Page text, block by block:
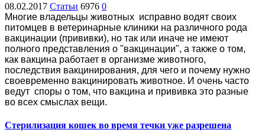
08.02.2017 Статьи 6976 0
Многие владельцы животных исправно водят своих
питомцев в ветеринарные клиники на различного рода
вакцинации (прививки), но так или иначе не имеют
полного представления о "вакцинации", а также о том,
как вакцина работает в организме животного,
последствия вакцинирования, для чего и почему нужно
своевременно вакцинировать животное. И очень часто
ведут споры о том, что вакцина и прививка это разные
во всех смыслах вещи.
Стерилизация кошек во время течки уже разрешена